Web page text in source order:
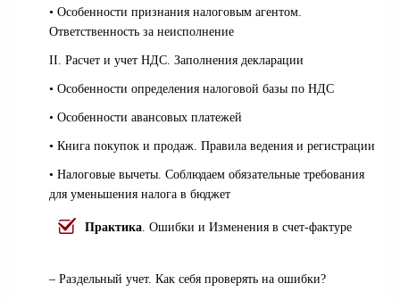
• Особенности признания налоговым агентом.
Ответственность за неисполнение
II. Расчет и учет НДС. Заполнения декларации
• Особенности определения налоговой базы по НДС
• Особенности авансовых платежей
• Книга покупок и продаж. Правила ведения и регистрации
• Налоговые вычеты. Соблюдаем обязательные требования
для уменьшения налога в бюджет
Практика. Ошибки и Изменения в счет-фактуре
– Раздельный учет. Как себя проверять на ошибки?